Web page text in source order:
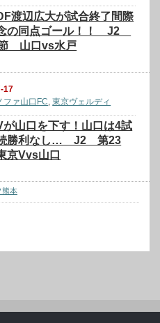
渡辺広大が試合終了間際
の同点ゴール！！ J2
山口vs水戸
17
ファ山口FC ,東京ヴェルディ
が山口を下す！山口は4試
勝利なし… J2 第23
Vvs山口
本